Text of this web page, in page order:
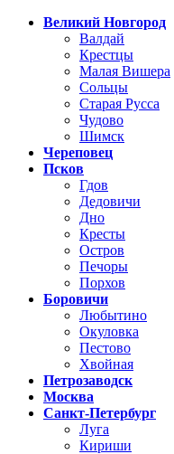
Великий Новгород
Валдай
Крестцы
Малая Вишера
Сольцы
Старая Русса
Чудово
Шимск
Череповец
Псков
Гдов
Дедовичи
Дно
Кресты
Остров
Печоры
Порхов
Боровичи
Любытино
Окуловка
Пестово
Хвойная
Петрозаводск
Москва
Санкт-Петербург
Луга
Кириши